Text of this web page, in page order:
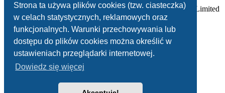
Strona ta używa plików cookies (tzw. ciasteczka)
w celach statystycznych, reklamowych oraz
funkcjonalnych. Warunki przechowywania lub
dostępu do plików cookies można określić w
ustawieniach przeglądarki internetowej.
Dowiedz się więcej
Technologię dostarczaphpBB® Forum Software © phpBB Limited
Polski pakiet językowy dostarczaphpBB.pl
Zasady ochrony danych osobowych |Regulamin